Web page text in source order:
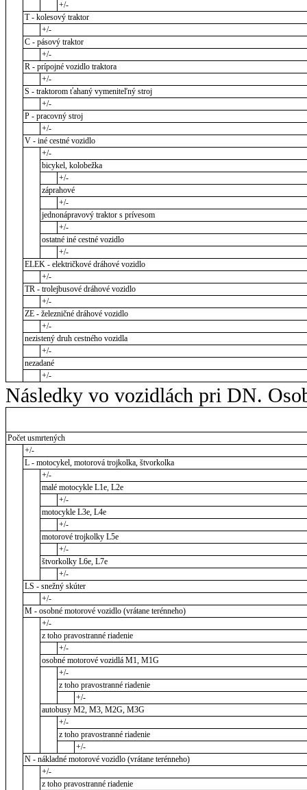
+/-
T - kolesový traktor
+/-
C - pásový traktor
+/-
R - prípojné vozidlo traktora
+/-
S - traktorom ťahaný vymeniteľný stroj
+/-
P - pracovný stroj
+/-
V - iné cestné vozidlo
+/-
bicykel, kolobežka
+/-
záprahové
+/-
jednonápravový traktor s prívesom
+/-
ostatné iné cestné vozidlo
+/-
ELEK - električkové dráhové vozidlo
+/-
TR - trolejbusové dráhové vozidlo
+/-
ZE - železničné dráhové vozidlo
+/-
nezistený druh cestného vozidla
+/-
nezadané
+/-
Následky vo vozidlách pri DN.
Počet usmrtených
+/-
L - motocykel, motorová trojkolka, štvorkolka
+/-
malé motocykle L1e, L2e
+/-
motocykle L3e, L4e
+/-
motorové trojkolky L5e
+/-
štvorkolky L6e, L7e
+/-
LS - snežný skúter
+/-
M - osobné motorové vozidlo (vrátane terénneho)
+/-
z toho pravostranné riadenie
+/-
osobné motorové vozidlá M1, M1G
+/-
z toho pravostranné riadenie
+/-
autobusy M2, M3, M2G, M3G
+/-
z toho pravostranné riadenie
+/-
N - nákladné motorové vozidlo (vrátane terénneho)
+/-
z toho pravostranné riadenie